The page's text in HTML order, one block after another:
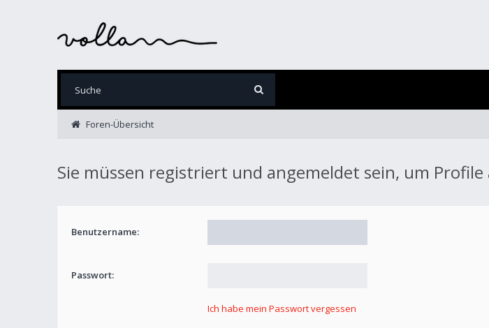
Foren-Übersicht
Sie müssen registriert und angemeldet sein, um Profile
Benutzername:
Passwort:
Ich habe mein Passwort vergessen